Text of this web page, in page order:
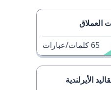
العملاق
65كلمات/عبارات
الأيرلندية